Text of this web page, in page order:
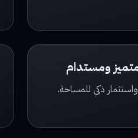
ومستدام
ذكي للمساحة.